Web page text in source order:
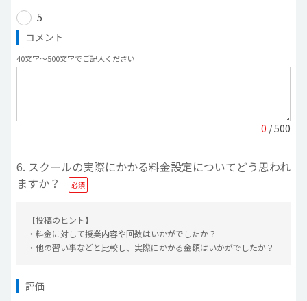
5
コメント
40文字〜500文字でご記入ください
0 / 500
6. スクールの実際にかかる料金設定についてどう思われ
ますか？
【投稿のヒント】
・料金に対して授業内容や回数はいかがでしたか？
・他の習い事などと比較し、実際にかかる金額はいかがでしたか？
評価